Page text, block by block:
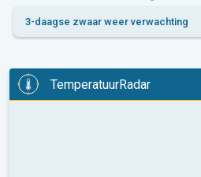
3-daagse zwaar weer verwachting
TemperatuurRadar